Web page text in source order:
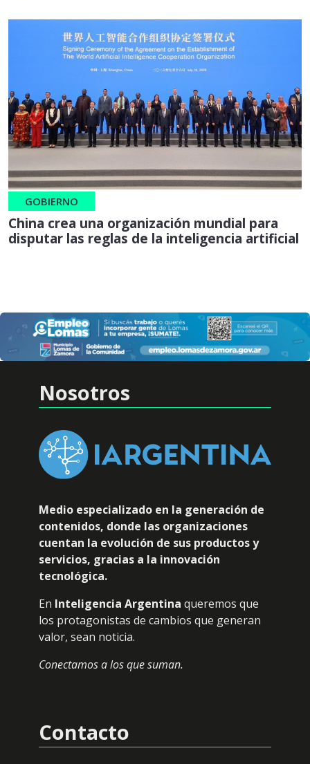
GOBIERNO
China crea una organización mundial para
disputar las reglas de la inteligencia artificial
Nosotros
Medio especializado en la generación de
contenidos, donde las organizaciones
cuentan la evolución de sus productos y
servicios, gracias a la innovación
tecnológica.
En Inteligencia Argentina queremos que
los protagonistas de cambios que generan
valor, sean noticia.
Conectamos a los que suman.
Contacto